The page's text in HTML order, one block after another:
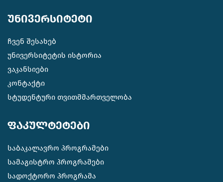
უნივერსიტეტი
ჩვენ შესახებ
უნივერსიტეტის ისტორია
ვაკანსიები
კონტაქტი
სტუდენტური თვითმმართველობა
ფაკულტეტები
საბაკალავრო პროგრამები
სამაგისტრო პროგრამები
სადოქტორო პროგრამა